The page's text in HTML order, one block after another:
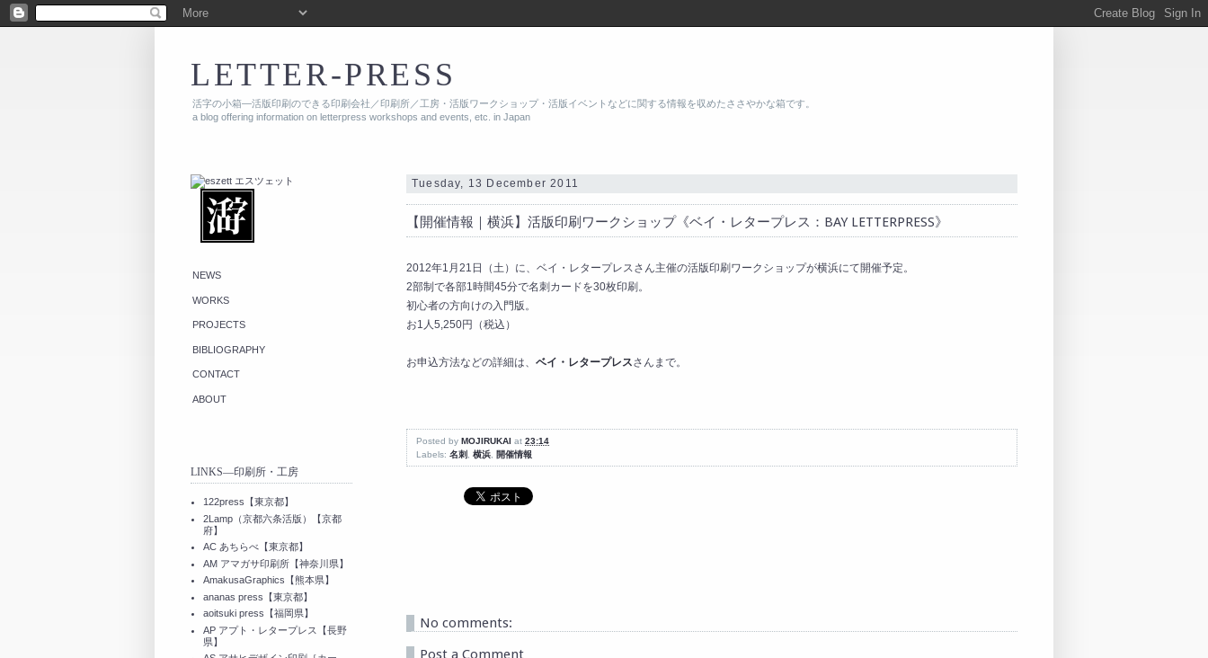
LETTER-PRESS
活字の小箱—活版印刷のできる印刷会社／印刷所／工房・活版ワークショップ・活版イベントなどに関する情報を収めたささやかな箱です。
a blog offering information on letterpress workshops and events, etc. in Japan
Tuesday, 13 December 2011
【開催情報｜横浜】活版印刷ワークショップ《ベイ・レタープレス：BAY LETTERPRESS》
2012年1月21日（土）に、ベイ・レタープレスさん主催の活版印刷ワークショップが横浜にて開催予定。
2部制で各部1時間45分で名刺カードを30枚印刷。
初心者の方向けの入門版。
お1人5,250円（税込）
お申込方法などの詳細は、 ベイ・レタープレスさんまで。
Posted by MOJIRUKAI at 23:14
Labels: 名刺 横浜 開催情報
No comments:
Post a Comment
NEWS
WORKS
PROJECTS
BIBLIOGRAPHY
CONTACT
ABOUT
LINKS—印刷所・工房
122press【東京都】
2Lamp（京都六条活版）【京都
府】
AC あちらべ【東京都】
AM アマガサ印刷所【神奈川県】
AmakusaGraphics【熊本県】
ananas press【東京都】
aoitsuki press【福岡県】
AP アプト・レタープレス【長野
県】